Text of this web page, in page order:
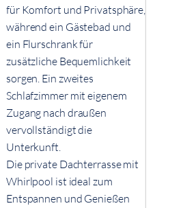
für Komfort und Privatsphäre,
während ein Gästebad und
ein Flurschrank für
zusätzliche Bequemlichkeit
sorgen. Ein zweites
Schlafzimmer mit eigenem
Zugang nach draußen
vervollständigt die
Unterkunft.
Die private Dachterrasse mit
Whirlpool ist ideal zum
Entspannen und Genießen